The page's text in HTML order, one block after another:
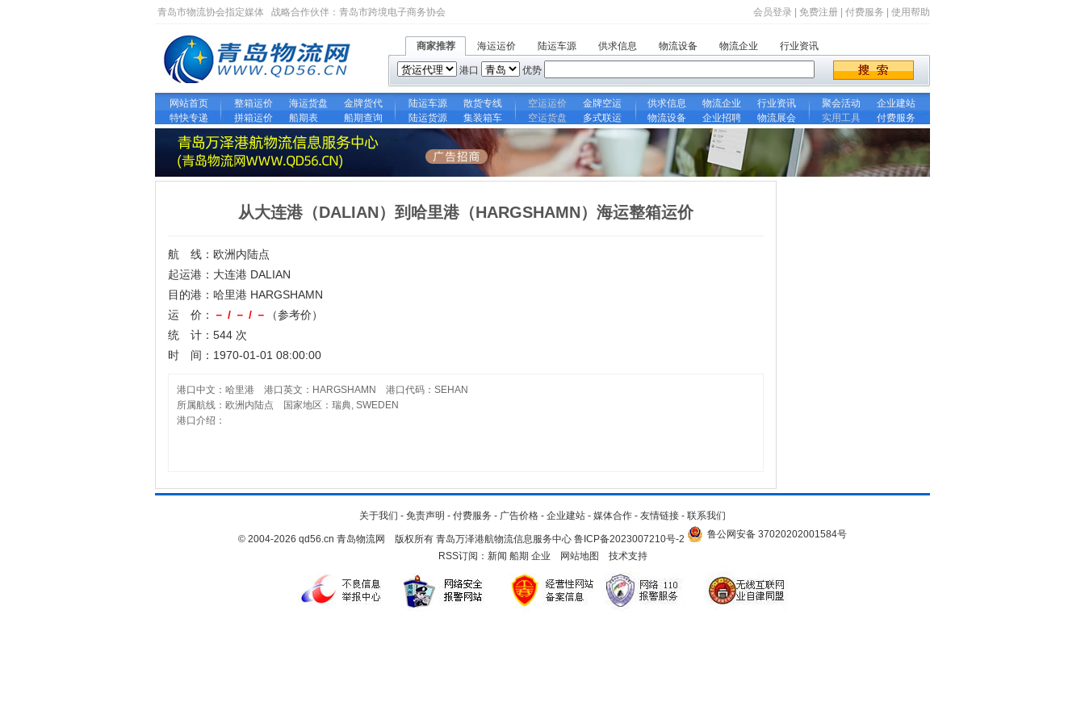
青岛市物流协会指定媒体 战略合作伙伴： 青岛市跨境电子商务协会 会员登录 免费注册 付费服务 使用帮助
商家推荐 海运运价 陆运车源 供求信息 物流设备 物流企业 行业资讯
港口 优势
网站首页 整箱运价 海运货盘 金牌货代 陆运车源 散货专线 空运运价 金牌空运 供求信息 物流企业 行业资讯 聚会活动
企业建站
特快专递
拼箱运价 船期表 船期查询 陆运货源 集装箱车 空运货盘 多式联运 物流设备 企业招聘 物流展会 实用工具 付费服务
从大连港（DALIAN）到哈里港（HARGSHAMN）海运整箱运价
航 线：欧洲内陆点
起运港：大连港 DALIAN
目的港：哈里港 HARGSHAMN
运 价：
－ / － / －
（参考价）
统 计：544 次
时 间：1970-01-01 08:00:00
港口中文：哈里港 港口英文：HARGSHAMN 港口代码：SEHAN
所属航线：欧洲内陆点 国家地区：瑞典, SWEDEN
港口介绍：
关于我们 - 免责声明 - 付费服务 - 广告价格 - 企业建站 - 媒体合作 - 友情链接 - 联系我们
© 2004-2026 qd56.cn 青岛物流网 版权所有 青岛万泽港航物流信息服务中心 鲁ICP备2023007210号-2
鲁公网安备 37020202001584号
RSS订阅： 新闻 船期 企业 网站地图 技术支持